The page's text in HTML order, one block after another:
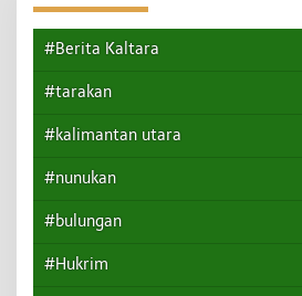
#Berita Kaltara
#tarakan
#kalimantan utara
#nunukan
#bulungan
#Hukrim